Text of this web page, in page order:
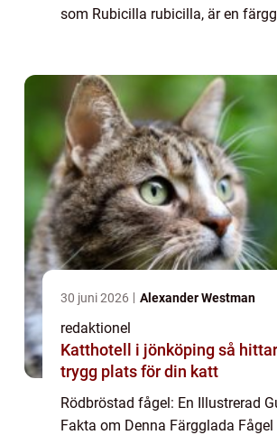
som Rubicilla rubicilla, är en
översi...
30 juni 2026 Alexander Westman
redaktionel
Katthotell i jönköping så hittar du en
trygg plats för din katt
Rödbröstad fågel: En Illustrerad
Fakta om Denna Färgglada Fågel